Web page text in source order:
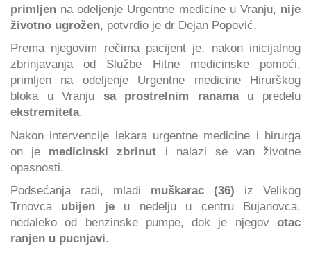
primljen na odeljenje Urgentne medicine u Vranju, nije
životno ugrožen, potvrdio je dr Dejan Popović.
Prema njegovim rečima pacijent je, nakon inicijalnog
zbrinjavanja od Službe Hitne medicinske pomoći,
primljen na odeljenje Urgentne medicine Hirurškog
bloka u Vranju sa prostrelnim ranamau predelu
ekstremiteta.
Nakon intervencije lekara urgentne medicine i hirurga
on je medicinski zbrinut i nalazi se van životne
opasnosti.
Podsećanja radi, mlađi muškarac (36) iz Velikog
Trnovca ubijen jeu nedelju u centru Bujanovca,
nedaleko od benzinske pumpe, dok je njegovotac
ranjen u pucnjavi.